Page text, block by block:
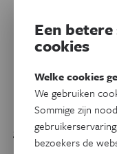
Atlantische
snelstromende
geen flauw idee
hoe ze de
Een
cookies
Welke cookies
We gebruiken
Sommige zijn
bezoekers de